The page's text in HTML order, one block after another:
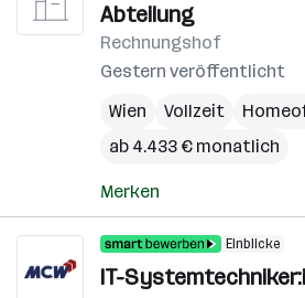
Abteilung
Rechnungshof
Gestern veröffentlicht
Wien
Vollzeit
ab 4.433 € monatlich
Merken
Einblicke
IT-